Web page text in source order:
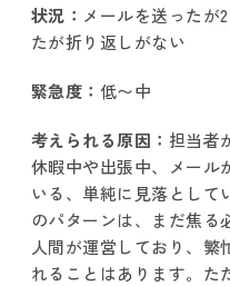
状況： メールを送ったが
たが折り返しがない
緊急度： 低〜中
考えられる原因： 担当者
休暇中や出張中、メール
いる、単純に見落として
のパターンは、まだ焦る
人間が運営しており、繁
れることはあります。た